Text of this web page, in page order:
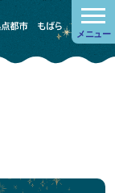
メニュー